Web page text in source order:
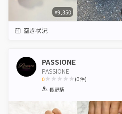
¥9,350
空き状況
PASSIONE
PASSIONE
0
1 2 3 4
(0件)
長野駅